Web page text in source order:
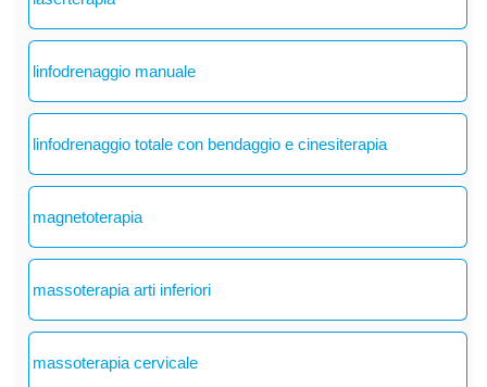
linfodrenaggio manuale
linfodrenaggio totale con bendaggio e cinesiterapia
magnetoterapia
massoterapia arti inferiori
massoterapia cervicale